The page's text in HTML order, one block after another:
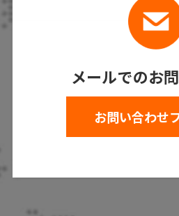
メールでのお
お問い合わせ